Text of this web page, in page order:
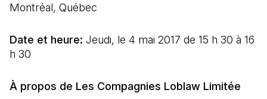
Montréal, Québec
Date et heure: Jeudi, le 4 mai 2017 de 15 h 30 à 16
h 30
À propos de Les Compagnies Loblaw Limitée